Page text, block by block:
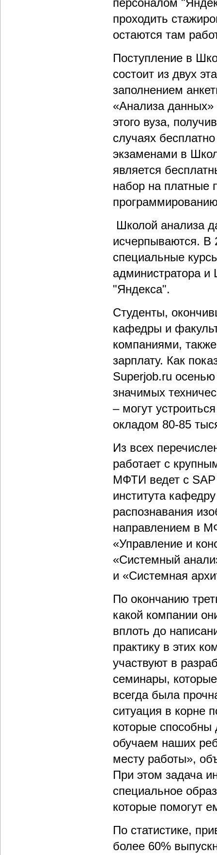
персоналом
проходить
остаются там
Поступление в
состоит из двух
заполнением
«Анализа
этого вуза,
случаях
экзаменами в
является
набор на платные
Школой анализа
исчерпываются. В
специальные
администратора и
"Яндекса".
Студенты,
кафедры и
компаниями,
зарплату. Как
Superjob.ru
значимых
– могут
окладом 80-85
Из всех
работает с
МФТИ ведет с SAP
института
распознавания
направлением в
«Управление и
«Системный
и «Системная
По окончанию
какой компании
вплоть до
практику в этих
участвуют в
семинары,
всегда была
ситуация в корне
которые способны
обучаем наших
месту работы»,
При этом задача
специальное
которые помогут
По статистике,
более 60%